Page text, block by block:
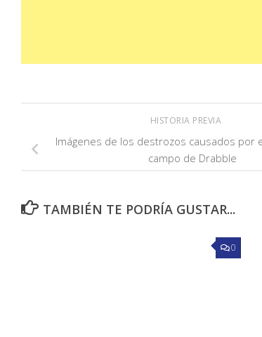
HISTORIA PREVIA
Imágenes de los destrozos causados por
campo de Drabble
TAMBIÉN TE PODRÍA GUSTAR...
0